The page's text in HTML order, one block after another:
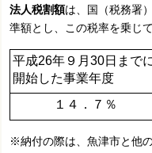
法人税割額は、国（税務署
準額とし、この税率を乗じ
平成26年９月30日まで
開始した事業年度
１４．７％
※納付の際は、魚津市と他